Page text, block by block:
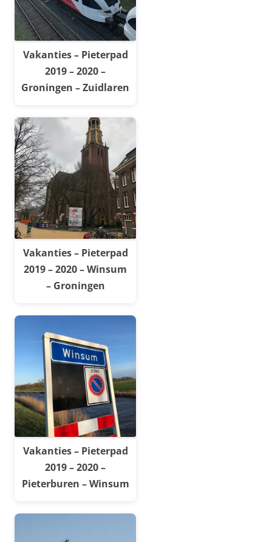
Vakanties – Pieterpad
2019 – 2020 –
Groningen – Zuidlaren
Vakanties – Pieterpad
2019 – 2020 – Winsum
– Groningen
Vakanties – Pieterpad
2019 – 2020 –
Pieterburen – Winsum